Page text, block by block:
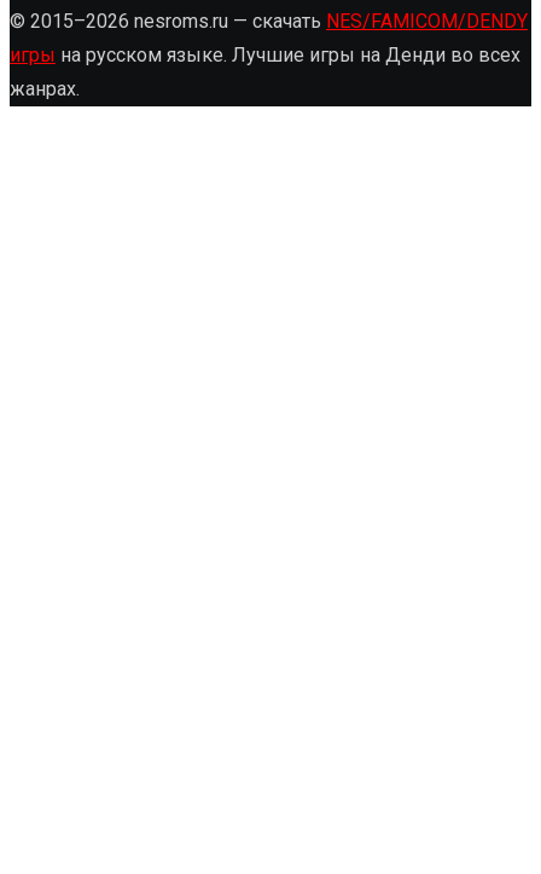
© 2015–2026 nesroms.ru — скачать NES/FAMICOM/DENDY
игры на русском языке. Лучшие игры на Денди во всех
жанрах.